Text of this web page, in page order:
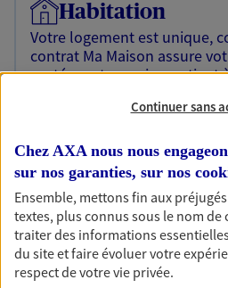
Habitation
Votre logement est unique,
contrat Ma Maison assure
protégeant ce qui vous tient
Découvrir l'offre Habitation
OBTENIR UN TARIF
Garantie
Bricoleuse, féru de
ou grande lectrice…
accident du quotidien. Avec
Continuer sans
Chez AXA nous nous
sur nos garanties, sur nos
Ensemble, mettons fin aux
textes, plus connus sous le nom de
traiter des informations
du site et faire évoluer votre
respect de votre vie privée.